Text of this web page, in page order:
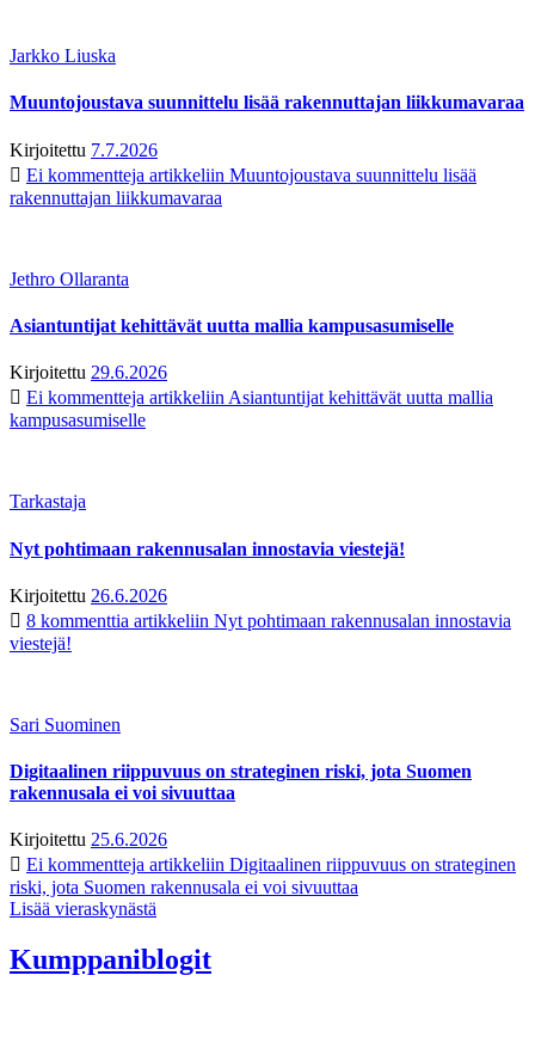
Jarkko Liuska
Muuntojoustava suunnittelu lisää rakennuttajan liikkumavaraa
Kirjoitettu 7.7.2026
Ei kommentteja artikkeliin Muuntojoustava suunnittelu lisää
rakennuttajan liikkumavaraa
Jethro Ollaranta
Asiantuntijat kehittävät uutta mallia kampusasumiselle
Kirjoitettu 29.6.2026
Ei kommentteja artikkeliin Asiantuntijat kehittävät uutta mallia
kampusasumiselle
Tarkastaja
Nyt pohtimaan rakennusalan innostavia viestejä!
Kirjoitettu 26.6.2026
8 kommenttia artikkeliin Nyt pohtimaan rakennusalan innostavia
viestejä!
Sari Suominen
Digitaalinen riippuvuus on strateginen riski, jota Suomen
rakennusala ei voi sivuuttaa
Kirjoitettu 25.6.2026
Ei kommentteja artikkeliin Digitaalinen riippuvuus on strateginen
riski, jota Suomen rakennusala ei voi sivuuttaa
Lisää vieraskynästä
Kumppaniblogit